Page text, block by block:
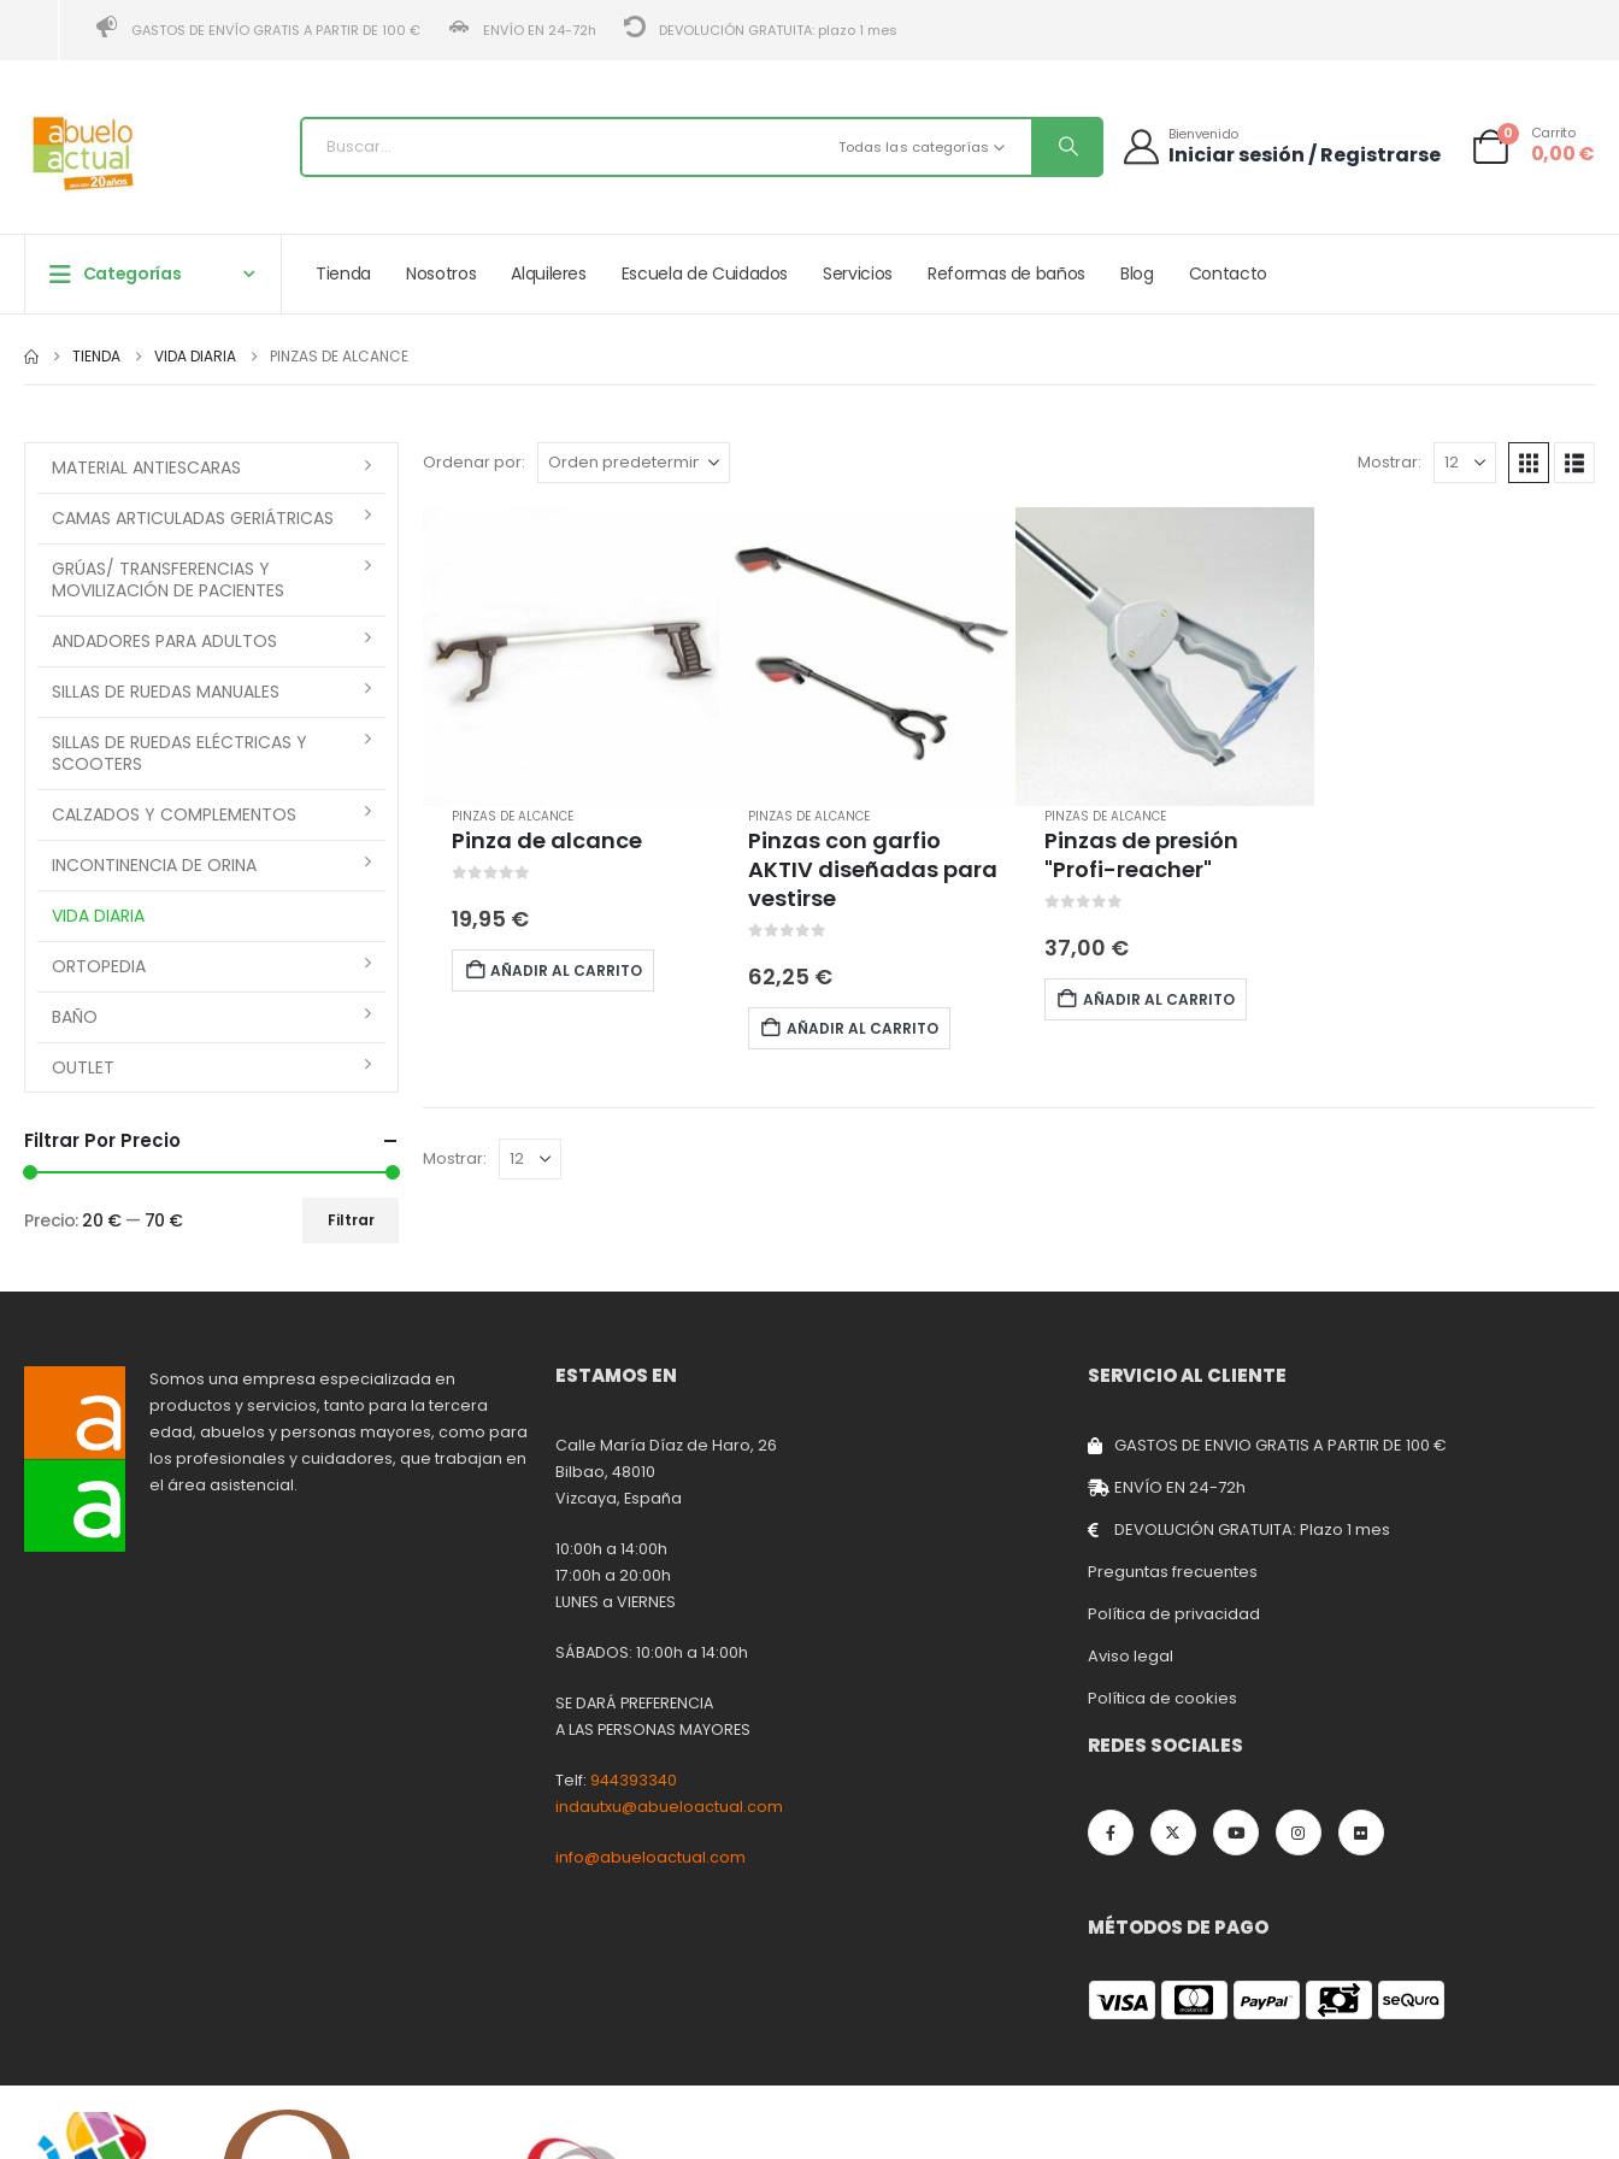
GASTOS DE ENVÍO GRATIS A PARTIR DE 100 € ENVÍO EN 24-72h DEVOLUCIÓN GRATUITA: plazo 1 mes
Todas las categorías
Bienvenido
Iniciar sesión / Registrarse
0 Carrito
0,00€
Categorías Tienda Nosotros Alquileres Escuela de Cuidados Servicios Reformas de baños Blog Contacto
TIENDA VIDA DIARIA PINZAS DE ALCANCE
Ordenar por: Mostrar:
PINZAS DE ALCANCE
Pinza de alcance
19,95 €
AÑADIR AL CARRITO
PINZAS DE ALCANCE
Pinzas con garfio
AKTIV diseñadas para
vestirse
62,25 €
AÑADIR AL CARRITO
PINZAS DE ALCANCE
Pinzas de presión
"Profi-reacher"
37,00 €
AÑADIR AL CARRITO
Mostrar:
MATERIAL ANTIESCARAS
CAMAS ARTICULADAS GERIÁTRICAS
GRÚAS/ TRANSFERENCIAS Y
MOVILIZACIÓN DE PACIENTES
ANDADORES PARA ADULTOS
SILLAS DE RUEDAS MANUALES
SILLAS DE RUEDAS ELÉCTRICAS Y
SCOOTERS
CALZADOS Y COMPLEMENTOS
INCONTINENCIA DE ORINA
VIDA DIARIA
ORTOPEDIA
BAÑO
OUTLET
Filtrar Por Precio
Filtrar
Precio: 20 €— 70 €
Somos una empresa especializada en
productos y servicios, tanto para la tercera
edad, abuelos y personas mayores, como para
los profesionales y cuidadores, que trabajan en
el área asistencial.
ESTAMOS EN
Calle María Díaz de Haro, 26
Bilbao, 48010
Vizcaya, España
10:00h a 14:00h
17:00h a 20:00h
LUNES a VIERNES
SÁBADOS: 10:00h a 14:00h
SE DARÁ PREFERENCIA
A LAS PERSONAS MAYORES
Telf:944393340
indautxu@abueloactual.com
info@abueloactual.com
SERVICIO AL CLIENTE
GASTOS DE ENVIO GRATIS A PARTIR DE 100 €
ENVÍO EN 24-72h
DEVOLUCIÓN GRATUITA: Plazo 1 mes
Preguntas frecuentes
Política de privacidad
Aviso legal
Política de cookies
REDES SOCIALES
MÉTODOS DE PAGO